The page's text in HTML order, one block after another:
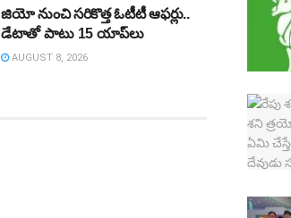
జియో నుంచి సరికొత్త ఓటీటీ ఆఫర్లు..
డేటాతో పాటు 15 యాప్‌లు
AUGUST 8, 2026